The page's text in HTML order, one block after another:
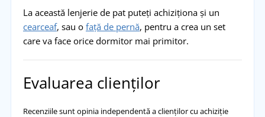
La această lenjerie de pat puteți achiziționa și un
cearceaf, sau o față de pernă, pentru a crea un set
care va face orice dormitor mai primitor.
Evaluarea clienților
Recenziile sunt opinia independentă a clienților cu achiziție